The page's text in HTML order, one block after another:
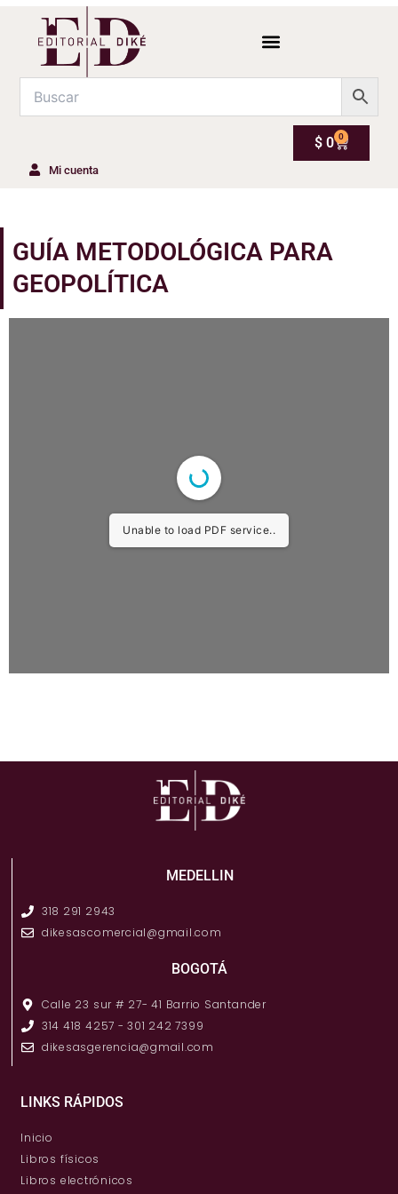
contenido
$0 0
Carrito
Mi cuenta
GUÍA METODOLÓGICA PARA
GEOPOLÍTICA
Unable to load PDF service..
MEDELLIN
318 291 2943
dikesascomercial@gmail.com
BOGOTÁ
Calle 23 sur # 27- 41 Barrio Santander
314 418 4257 - 301 242 7399
dikesasgerencia@gmail.com
LINKS RÁPIDOS
Inicio
Libros físicos
Libros electrónicos